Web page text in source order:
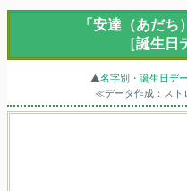
「安達（あだ
［誕生日
▲名字別・誕生日デ
≪データ作成：ス